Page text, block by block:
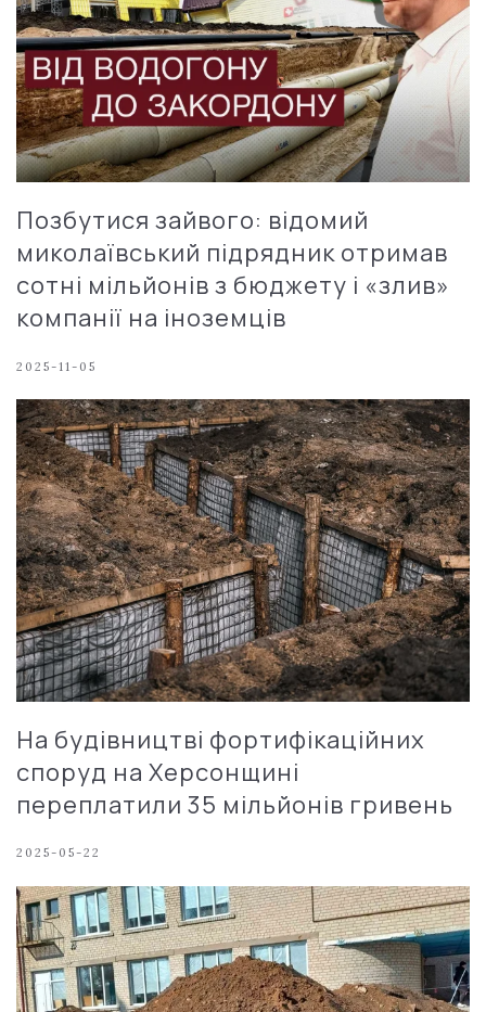
Позбутися зайвого: відомий
миколаївський підрядник отримав
сотні мільйонів з бюджету і «злив»
компанії на іноземців
2025-11-05
На будівництві фортифікаційних
споруд на Херсонщині
переплатили 35 мільйонів гривень
2025-05-22